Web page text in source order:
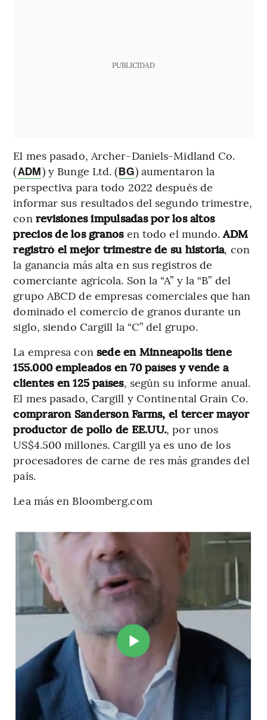
PUBLICIDAD
El mes pasado, Archer-Daniels-Midland Co.
(ADM) y Bunge Ltd. (BG) aumentaron la
perspectiva para todo 2022 después de
informar sus resultados del segundo trimestre,
con revisiones impulsadas por los altos
precios de los granos en todo el mundo.ADM
registró el mejor trimestre de su historia, con
la ganancia más alta en sus registros de
comerciante agrícola. Son la “A” y la “B” del
grupo ABCD de empresas comerciales que han
dominado el comercio de granos durante un
siglo, siendo Cargill la “C” del grupo.
La empresa con sede en Minneapolis tiene
155.000 empleados en 70 países y vende a
clientes en 125 países, según su informe anual.
El mes pasado, Cargill y Continental Grain Co.
compraron Sanderson Farms, el tercer mayor
productor de pollo de EE.UU., por unos
US$4.500 millones. Cargill ya es uno de los
procesadores de carne de res más grandes del
país.
Lea más en Bloomberg.com